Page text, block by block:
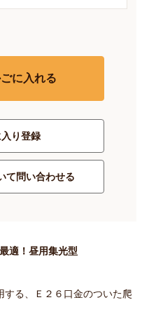
に入れる
り登録
て問い合わせる
適！昼用集光型
する、Ｅ２６口金のついた爬